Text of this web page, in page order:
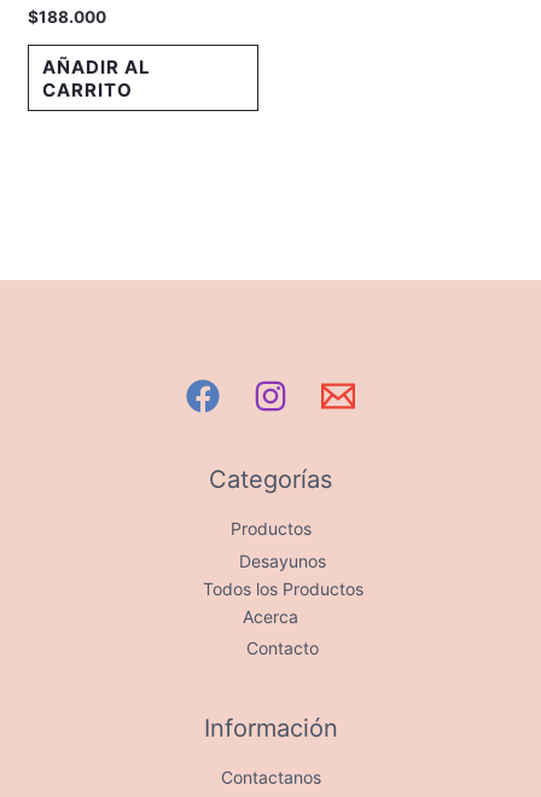
$188.000
AÑADIR AL
CARRITO
Categorías
Productos
Desayunos
Todos los Productos
Acerca
Contacto
Información
Contactanos